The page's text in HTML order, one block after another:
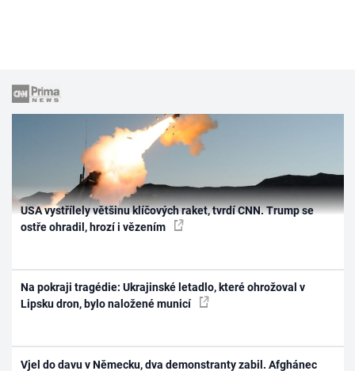
USA vystřílely většinu klíčových raket, tvrdí CNN. Trump se
ostře ohradil, hrozí i vězením
Na pokraji tragédie: Ukrajinské letadlo, které ohrožoval v
Lipsku dron, bylo naložené municí
Vjel do davu v Německu, dva demonstranty zabil. Afghánec